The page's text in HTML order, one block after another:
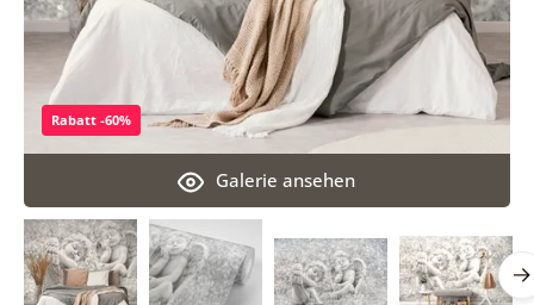
Galerie ansehen
Rabatt -60%